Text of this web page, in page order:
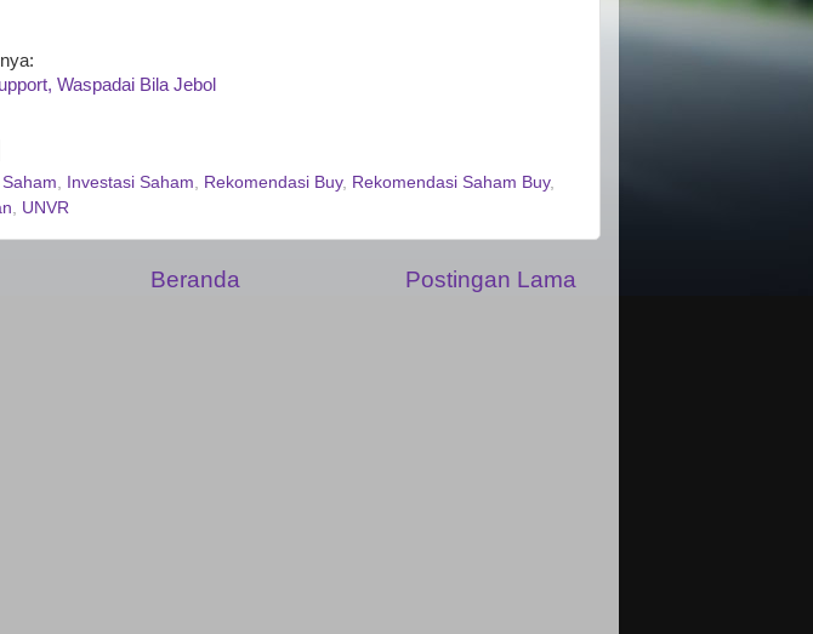
Waspadai Bila Jebol
Investasi Saham Rekomendasi Buy, Rekomendasi Saham Buy,
UNVR
Postingan Lama
Beranda